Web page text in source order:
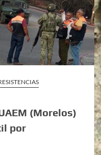
(Morelos)
por